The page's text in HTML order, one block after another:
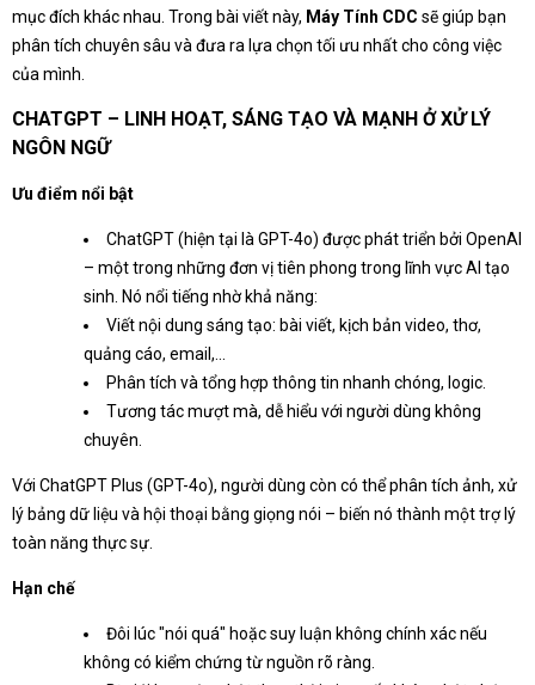
mục đích khác nhau. Trong bài viết này, Máy Tính CDC sẽ giúp bạn
phân tích chuyên sâu và đưa ra lựa chọn tối ưu nhất cho công việc
của mình.
CHATGPT – LINH HOẠT, SÁNG TẠO VÀ MẠNH Ở XỬ LÝ
NGÔN NGỮ
Ưu điểm nổi bật
ChatGPT (hiện tại là GPT-4o) được phát triển bởi OpenAI
– một trong những đơn vị tiên phong trong lĩnh vực AI tạo
sinh. Nó nổi tiếng nhờ khả năng:
Viết nội dung sáng tạo: bài viết, kịch bản video, thơ,
quảng cáo, email,...
Phân tích và tổng hợp thông tin nhanh chóng, logic.
Tương tác mượt mà, dễ hiểu với người dùng không
chuyên.
Với ChatGPT Plus (GPT-4o), người dùng còn có thể phân tích ảnh, xử
lý bảng dữ liệu và hội thoại bằng giọng nói – biến nó thành một trợ lý
toàn năng thực sự.
Hạn chế
Đôi lúc "nói quá" hoặc suy luận không chính xác nếu
không có kiểm chứng từ nguồn rõ ràng.